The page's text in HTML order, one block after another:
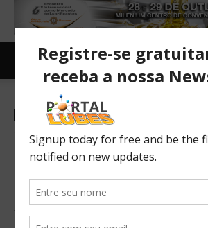
Veículos elétricos –
Petroleiras e
divergem em
veículos elétricos